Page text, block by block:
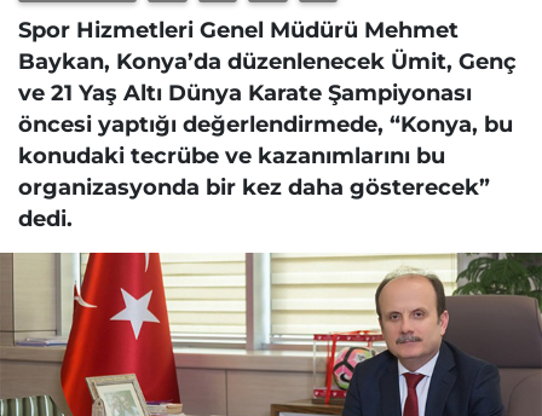
Spor Hizmetleri Genel Müdürü Mehmet
Baykan, Konya’da düzenlenecek Ümit, Genç
ve 21 Yaş Altı Dünya Karate Şampiyonası
öncesi yaptığı değerlendirmede, “Konya, bu
konudaki tecrübe ve kazanımlarını bu
organizasyonda bir kez daha gösterecek”
dedi.